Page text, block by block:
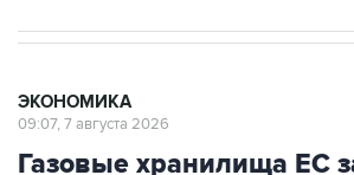
ЭКОНОМИКА
09:07, 7 августа 2026
Газовые хранилища ЕС